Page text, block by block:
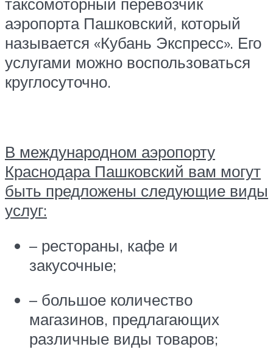
аэропорта Пашковский, который
называется «Кубань Экспресс». Его
услугами можно воспользоваться
круглосуточно.
В международном аэропорту
Краснодара Пашковский вам могут
быть предложены следующие виды
услуг:
– рестораны, кафе и
закусочные;
– большое количество
магазинов, предлагающих
различные виды товаров;